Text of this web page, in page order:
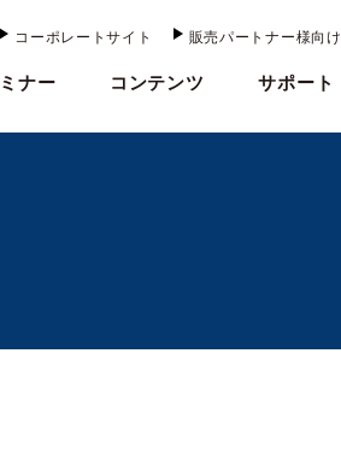
コーポレートサイト 販売パートナー様向け
ナー コンテンツ サポート